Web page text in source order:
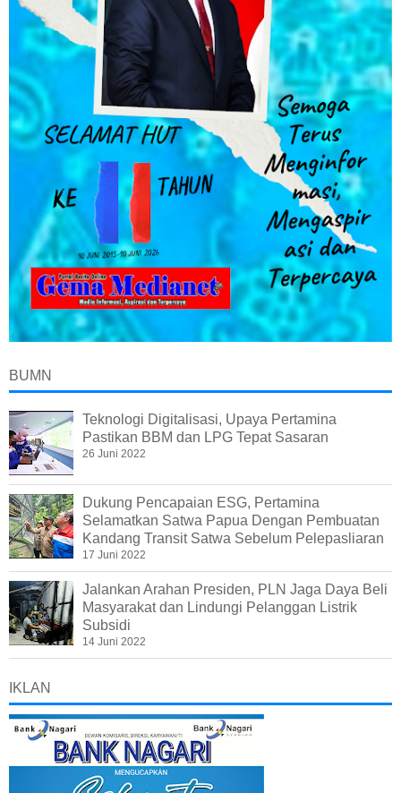
BUMN
Teknologi Digitalisasi, Upaya Pertamina
Pastikan BBM dan LPG Tepat Sasaran
26 Juni 2022
Dukung Pencapaian ESG, Pertamina
Selamatkan Satwa Papua Dengan Pembuatan
Kandang Transit Satwa Sebelum Pelepasliaran
17 Juni 2022
Jalankan Arahan Presiden, PLN Jaga Daya Beli
Masyarakat dan Lindungi Pelanggan Listrik
Subsidi
14 Juni 2022
IKLAN